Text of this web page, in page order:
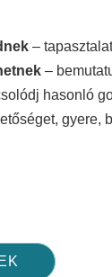
–
–
hasonló
gyere,